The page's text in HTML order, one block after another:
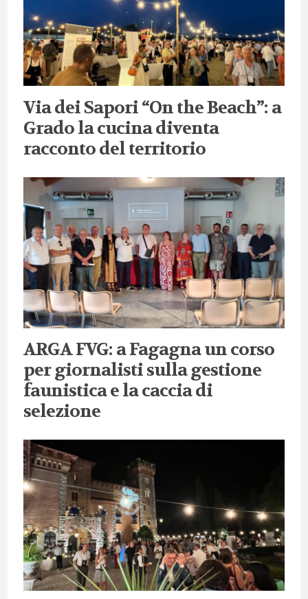
Via dei Sapori “On the Beach”: a
Grado la cucina diventa
racconto del territorio
ARGA FVG: a Fagagna un corso
per giornalisti sulla gestione
faunistica e la caccia di
selezione